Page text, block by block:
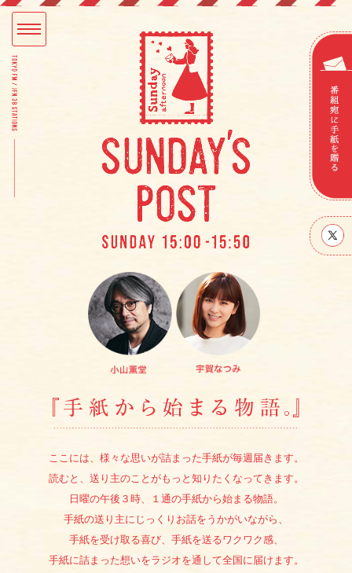
ここには、様々な思いが詰まった手紙が毎週届きます。
読むと、送り主のことがもっと知りたくなってきます。
日曜の午後３時、１通の手紙から始まる物語。
手紙の送り主にじっくりお話をうかがいながら、
手紙を受け取る喜び、手紙を送るワクワク感、
手紙に詰まった想いをラジオを通して全国に届けます。